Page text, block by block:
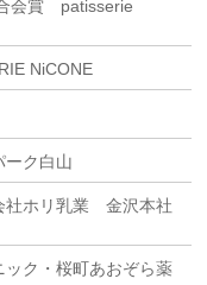
会賞 patisserie
NiCONE
ーク白山
ホリ乳業 金沢本社
ク・桜町あおぞら薬